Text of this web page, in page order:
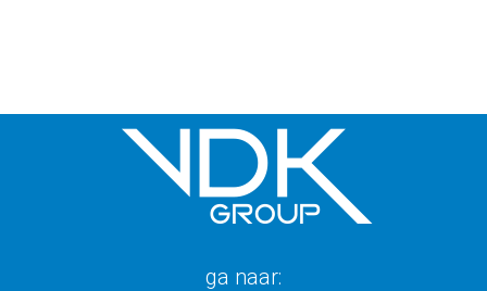
ga naar: